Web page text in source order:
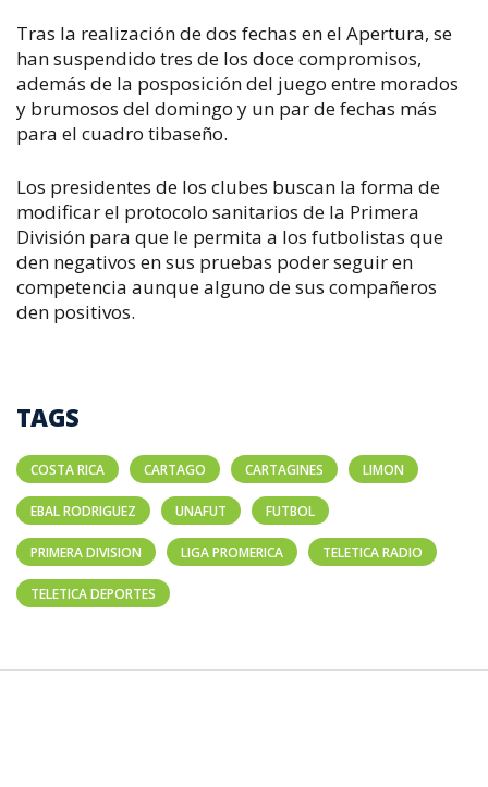
Tras la realización de dos fechas en el Apertura, se
han suspendido tres de los doce compromisos,
además de la posposición del juego entre morados
y brumosos del domingo y un par de fechas más
para el cuadro tibaseño.
Los presidentes de los clubes buscan la forma de
modificar el protocolo sanitarios de la Primera
División para que le permita a los futbolistas que
den negativos en sus pruebas poder seguir en
competencia aunque alguno de sus compañeros
den positivos.
TAGS
COSTA RICA CARTAGO CARTAGINES LIMON
EBAL RODRIGUEZ UNAFUT FUTBOL
PRIMERA DIVISION LIGA PROMERICA TELETICA RADIO
TELETICA DEPORTES